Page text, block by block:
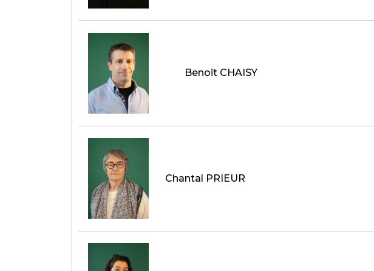
Benoit CHAISY
Chantal PRIEUR